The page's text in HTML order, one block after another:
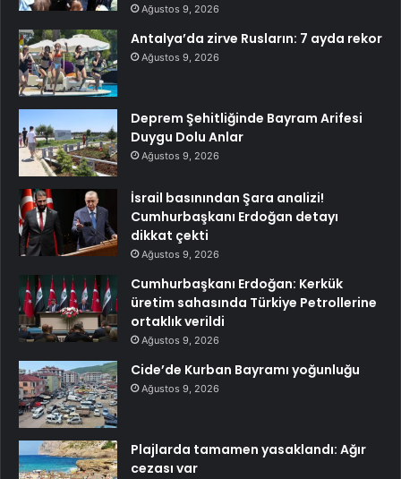
Ağustos 9, 2026
Antalya’da zirve Rusların: 7 ayda rekor
Ağustos 9, 2026
Deprem Şehitliğinde Bayram Arifesi
Duygu Dolu Anlar
Ağustos 9, 2026
İsrail basınından Şara analizi!
Cumhurbaşkanı Erdoğan detayı
dikkat çekti
Ağustos 9, 2026
Cumhurbaşkanı Erdoğan: Kerkük
üretim sahasında Türkiye Petrollerine
ortaklık verildi
Ağustos 9, 2026
Cide’de Kurban Bayramı yoğunluğu
Ağustos 9, 2026
Plajlarda tamamen yasaklandı: Ağır
cezası var